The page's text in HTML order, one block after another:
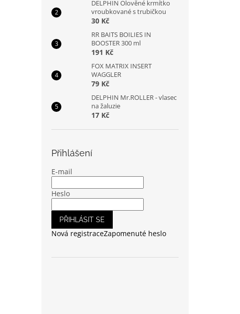
DELPHIN Olověné krmítko
vroubkované s trubičkou
30 Kč
RR BAITS BOILIES IN
BOOSTER 300 ml
191 Kč
FOX MATRIX INSERT
WAGGLER
79 Kč
DELPHIN Mr.ROLLER - vlasec
na žaluzie
17 Kč
Přihlášení
E-mail
Heslo
PŘIHLÁSIT SE
Nová registraceZapomenuté heslo